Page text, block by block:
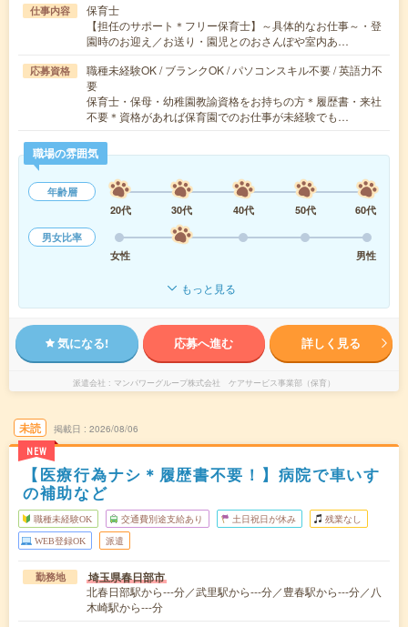
仕事内容
保育士
【担任のサポート＊フリー保育士】～具体的なお仕事～・登
園時のお迎え／お送り・園児とのおさんぽや室内あ…
応募資格
職種未経験OK / ブランクOK / パソコンスキル不要 / 英語力不
要
保育士・保母・幼稚園教諭資格をお持ちの方＊履歴書・来社
不要＊資格があれば保育園でのお仕事が未経験でも…
職場の雰囲気
年齢層
20代
30代 40代 50代
60代
男女比率
女性
男性
もっと見る
気になる! 応募へ進む 詳しく見る
派遣会社 マンパワーグループ株式会社 ケアサービス事業部（保育）
未読
NEW
掲載日 2026/08/06
【医療行為ナシ＊履歴書不要！】病院で車いす
の補助など
職種未経験OK 交通費別途支給あり 土日祝日が休み 残業なし
WEB登録OK 派遣
勤務地 埼玉県春日部市
北春日部駅から---分／武里駅から---分／豊春駅から---分／八
木崎駅から---分